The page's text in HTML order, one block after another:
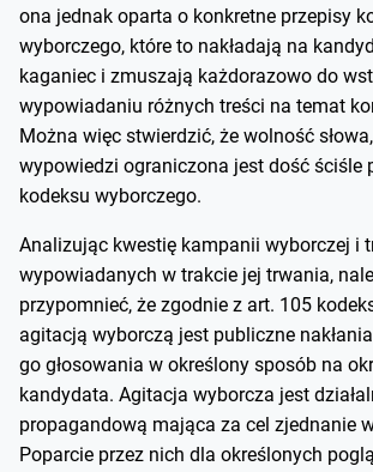
ona jednak oparta o konkretne przepisy
wyborczego, które to nakładają na
kaganiec i zmuszają każdorazowo do
wypowiadaniu różnych treści na temat
Można więc stwierdzić, że wolność
wypowiedzi ograniczona jest dość ściśle
kodeksu wyborczego.
Analizując kwestię kampanii wyborczej i
wypowiadanych w trakcie jej trwania,
przypomnieć, że zgodnie z art. 105
agitacją wyborczą jest publiczne
go głosowania w określony sposób na
kandydata. Agitacja wyborcza jest
propagandową mająca za cel zjednanie
Poparcie przez nich dla określonych